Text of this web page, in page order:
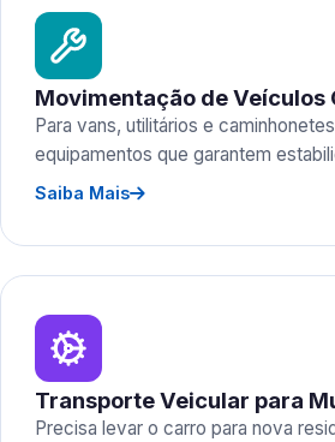
Movimentação de Veículos
Para vans, utilitários e
equipamentos que garantem
Saiba Mais
Transporte Veicular para
Precisa levar o carro para nova